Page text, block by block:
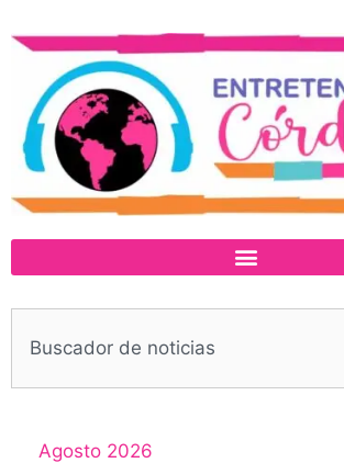
Agosto 2026